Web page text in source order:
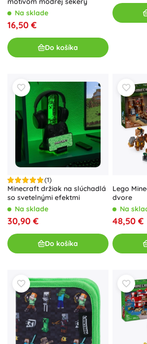
Na sklade
16,50 €
Do košíka
(1)
Minecraft držiak na slúchadlá
so svetelnými efektmi
Na sklade
30,90 €
Do košíka
Lego
dvore
Na
48,50 €